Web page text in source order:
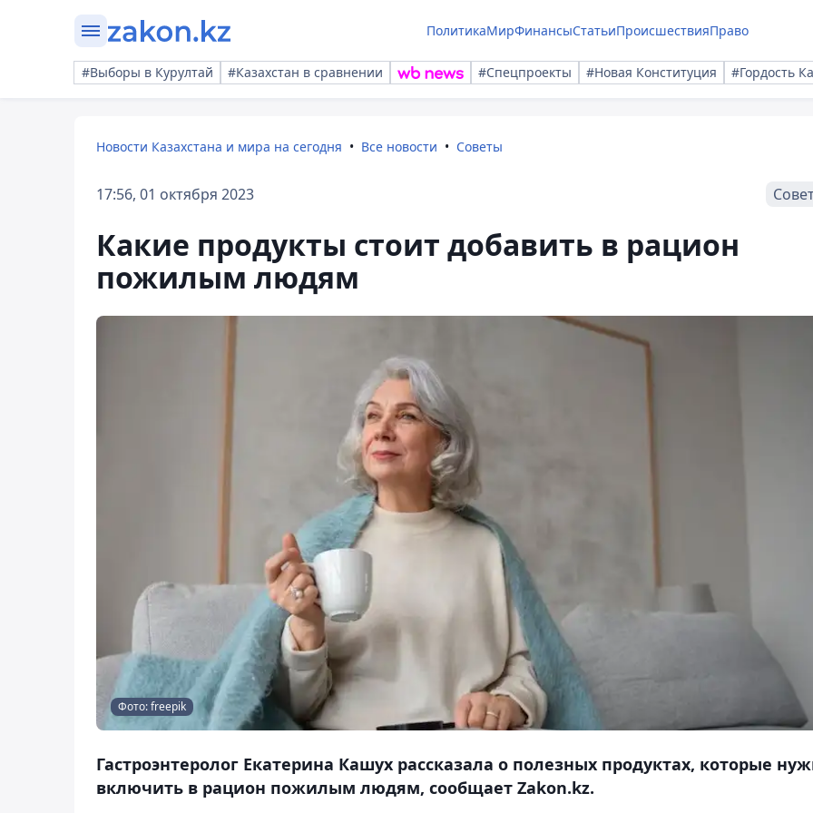
ПолитикаМирФинансыСтатьиПроисшествияПраво
#Выборы в Курултай #Казахстан в сравнении #Спецпроекты #Новая Конституция #Гордость
Новости Казахстана и мира на сегодня Все новости Советы
17:56, 01 октября 2023
Какие продукты стоит добавить в рацион
пожилым людям
Фото: freepik
Гастроэнтеролог Екатерина Кашух рассказала о полезных продуктах, которые
включить в рацион пожилым людям, сообщает Zakon.kz.